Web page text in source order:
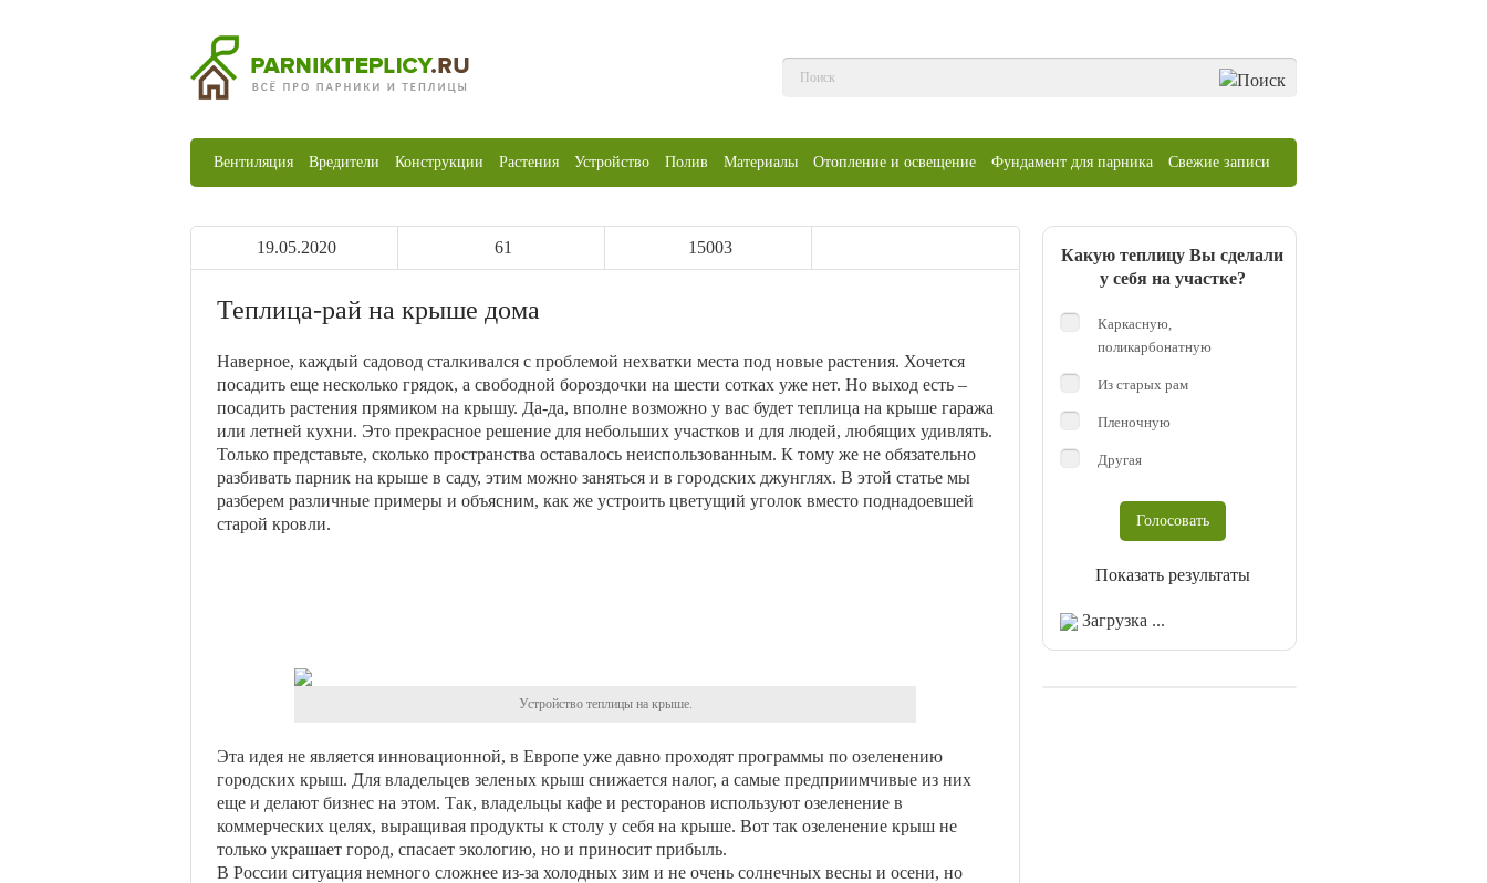
Вентиляция Вредители Конструкции Растения Устройство Полив Материалы Отопление и освещение Фундамент для парника Свежие записи
19.05.2020 61 15003
Теплица-рай на крыше дома
Наверное, каждый садовод сталкивался с проблемой нехватки места под новые растения. Хочется
посадить еще несколько грядок, а свободной бороздочки на шести сотках уже нет. Но выход есть –
посадить растения прямиком на крышу. Да-да, вполне возможно у вас будет теплица на крыше гаража
или летней кухни. Это прекрасное решение для небольших участков и для людей, любящих удивлять.
Только представьте, сколько пространства оставалось неиспользованным. К тому же не обязательно
разбивать парник на крыше в саду, этим можно заняться и в городских джунглях. В этой статье мы
разберем различные примеры и объясним, как же устроить цветущий уголок вместо поднадоевшей
старой кровли.
Устройство теплицы на крыше.
Эта идея не является инновационной, в Европе уже давно проходят программы по озеленению
городских крыш. Для владельцев зеленых крыш снижается налог, а самые предприимчивые из них
еще и делают бизнес на этом. Так, владельцы кафе и ресторанов используют озеленение в
коммерческих целях, выращивая продукты к столу у себя на крыше. Вот так озеленение крыш не
только украшает город, спасает экологию, но и приносит прибыль.
В России ситуация немного сложнее из-за холодных зим и не очень солнечных весны и осени, но
Какую теплицу Вы сделали
у себя на участке?
Каркасную,
поликарбонатную
Из старых рам
Пленочную
Другая
Показать результаты
Загрузка ...